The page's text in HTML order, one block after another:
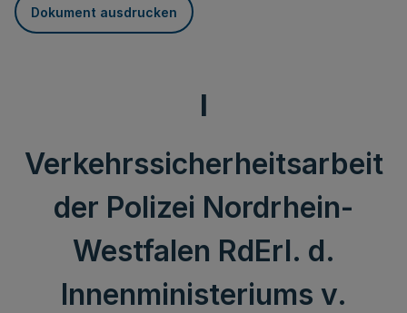
Dokument ausdrucken
I
Verkehrssicherheitsarbeit
der Polizei Nordrhein-
Westfalen RdErl. d.
Innenministeriums v.